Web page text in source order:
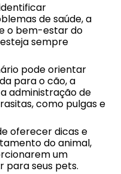
de saúde, a
o bem-estar do
sempre
pode orientar
para o cão, a
administração de
como pulgas e
oferecer dicas e
do animal,
um
para seus pets.